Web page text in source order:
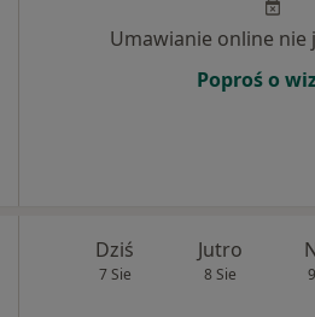
Umawianie online nie
Poproś o
Dziś
7 Sie
Jutro
8 Sie